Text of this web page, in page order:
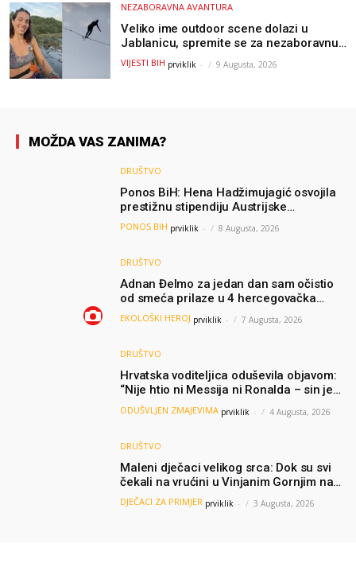
NEZABORAVNA AVANTURA
Veliko ime outdoor scene dolazi u
Jablanicu, spremite se za nezaboravnu
avanturu (VIDEO) !
VIJESTI BIH prviklik - 9 Augusta, 2026
MOŽDA VAS ZANIMA?
DRUŠTVO
Ponos BiH: Hena Hadžimujagić osvojila
prestižnu stipendiju Austrijske
akademije nauka, njeno istraživanje
moglo bi pomoći djeci širom svijeta
PONOS BIH prviklik - 8 Augusta, 2026
DRUŠTVO
Adnan Đelmo za jedan dan sam očistio
od smeća prilaze u 4 hercegovačka
grada: “Danas nisam čistio samo smeće,
čistio sam sliku o nama”
EKOLOŠKI HEROJ prviklik - 7 Augusta, 2026
DRUŠTVO
Hrvatska voditeljica oduševila objavom:
“Nije htio ni Messija ni Ronalda – sin je
želio samo dres Bosne”
ODUŠVLJEN ZMAJEVIMA prviklik - 4 Augusta, 2026
DRUŠTVO
Maleni dječaci velikog srca: Dok su svi
čekali na vrućini u Vinjanim Gornjim na
granici, Ljubi i Šime su dijelili vodu
putnicima
DJEČACI ZA PRIMJER prviklik - 3 Augusta, 2026